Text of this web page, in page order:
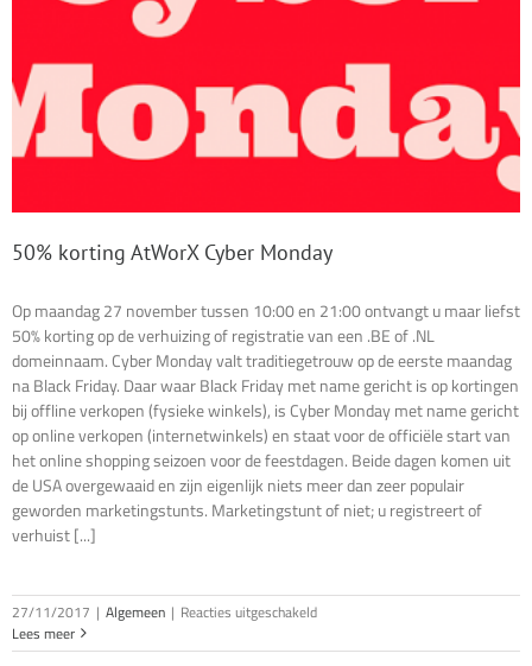
50% korting AtWorX Cyber Monday
Op maandag 27 november tussen 10:00 en 21:00 ontvangt u maar liefst
50% korting op de verhuizing of registratie van een .BE of .NL
domeinnaam. Cyber Monday valt traditiegetrouw op de eerste maandag
na Black Friday. Daar waar Black Friday met name gericht is op kortingen
bij offline verkopen (fysieke winkels), is Cyber Monday met name gericht
op online verkopen (internetwinkels) en staat voor de officiële start van
het online shopping seizoen voor de feestdagen. Beide dagen komen uit
de USA overgewaaid en zijn eigenlijk niets meer dan zeer populair
geworden marketingstunts. Marketingstunt of niet; u registreert of
verhuist [...]
27/11/2017 | Algemeen | Reacties uitgeschakeldvoor
korting
Lees meer